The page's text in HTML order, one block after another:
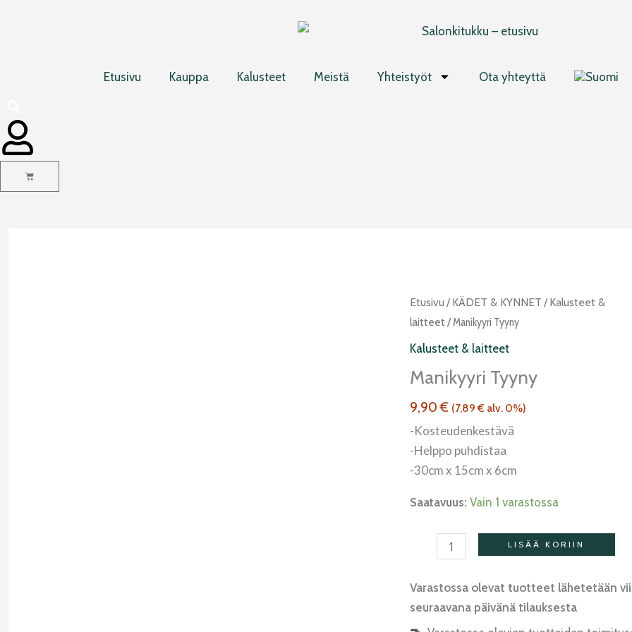
Etusivu Kauppa Kalusteet Meistä Yhteistyöt Ota yhteyttä
Cart
Etusivu / KÄDET & KYNNET / Kalusteet &
laitteet/ Manikyyri Tyyny
Kalusteet & laitteet
Manikyyri Tyyny
9,90€ (7,89€ alv. 0%)
-Kosteudenkestävä
-Helppo puhdistaa
-30cm x 15cm x 6cm
Saatavuus: Vain 1 varastossa
Manikyyri
tyyny
määrä
LISÄÄ KORIIN
Varastossa olevat tuotteet lähetetään
seuraavana päivänä tilauksesta